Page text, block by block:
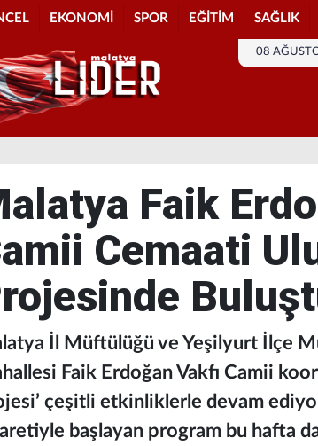
EKONOMİ SPOR EĞİTİM SAĞLIK
08
Faik
Cemaati
İl Müftülüğü ve Yeşilyurt İlçe
Faik Erdoğan Vakfı Camii
çeşitli etkinliklerle devam
başlayan program bu hafta